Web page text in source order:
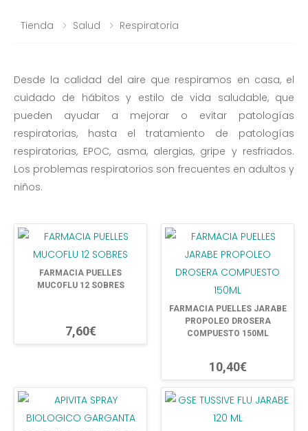
Tienda Salud Respiratoria
Desde la calidad del aire que respiramos en casa, el
cuidado de hábitos y estilo de vida saludable, que
pueden ayudar a mejorar o evitar patologías
respiratorias, hasta el tratamiento de patologías
respiratorias, EPOC, asma, alergias, gripe y resfriados.
Los problemas respiratorios son frecuentes en adultos y
niños.
FARMACIA PUELLES
MUCOFLU 12 SOBRES
7,60€
FARMACIA PUELLES JARABE
PROPOLEO DROSERA
COMPUESTO 150ML
10,40€